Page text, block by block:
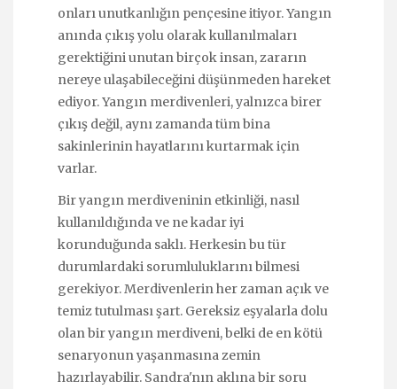
onları unutkanlığın pençesine itiyor. Yangın
anında çıkış yolu olarak kullanılmaları
gerektiğini unutan birçok insan, zararın
nereye ulaşabileceğini düşünmeden hareket
ediyor. Yangın merdivenleri, yalnızca birer
çıkış değil, aynı zamanda tüm bina
sakinlerinin hayatlarını kurtarmak için
varlar.
Bir yangın merdiveninin etkinliği, nasıl
kullanıldığında ve ne kadar iyi
korunduğunda saklı. Herkesin bu tür
durumlardaki sorumluluklarını bilmesi
gerekiyor. Merdivenlerin her zaman açık ve
temiz tutulması şart. Gereksiz eşyalarla dolu
olan bir yangın merdiveni, belki de en kötü
senaryonun yaşanmasına zemin
hazırlayabilir. Sandra'nın aklına bir soru